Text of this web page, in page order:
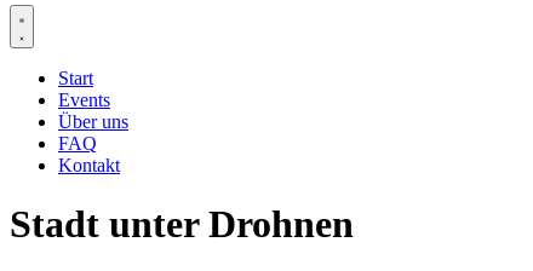
Start
Events
Über uns
FAQ
Kontakt
Stadt unter Drohnen